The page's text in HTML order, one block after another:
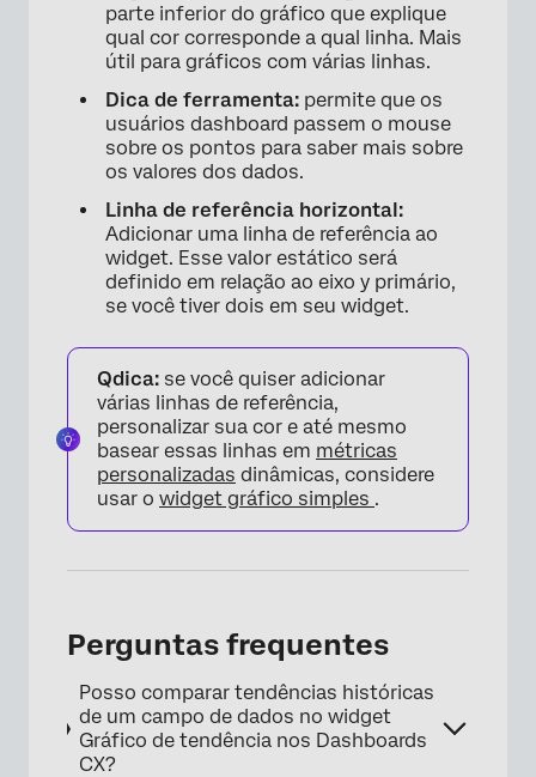
×
parte inferior do gráfico que explique
qual cor corresponde a qual linha. Mais
útil para gráficos com várias linhas.
Dica de ferramenta: permite que os
usuários dashboard passem o mouse
sobre os pontos para saber mais sobre
os valores dos dados.
Linha de referência horizontal:
Adicionar uma linha de referência ao
widget. Esse valor estático será
definido em relação ao eixo y primário,
se você tiver dois em seu widget.
Qdica: se você quiser adicionar
várias linhas de referência,
personalizar sua cor e até mesmo
basear essas linhas em métricas
personalizadas dinâmicas, considere
usar o widget gráfico simples .
Perguntas frequentes
Posso comparar tendências históricas
de um campo de dados no widget
Gráfico de tendência nos Dashboards
CX?